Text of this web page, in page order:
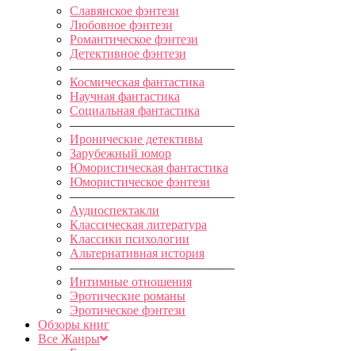
Славянское фэнтези
Любовное фэнтези
Романтическое фэнтези
Детективное фэнтези
—————————————
Космическая фантастика
Научная фантастика
Социальная фантастика
—————————————
Иронические детективы
Зарубежный юмор
Юмористическая фантастика
Юмористическое фэнтези
—————————————
Аудиоспектакли
Классическая литература
Классики психологии
Альтернативная история
—————————————
Интимные отношения
Эротические романы
Эротическое фэнтези
Обзоры книг
Все Жанры